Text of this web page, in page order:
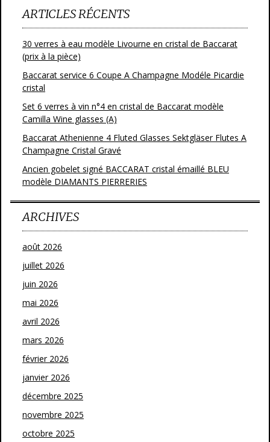
ARTICLES RÉCENTS
30 verres à eau modèle Livourne en cristal de Baccarat
(prix à la pièce)
Baccarat service 6 Coupe A Champagne Modéle Picardie
cristal
Set 6 verres à vin n°4 en cristal de Baccarat modèle
Camilla Wine glasses (A)
Baccarat Athenienne 4 Fluted Glasses Sektgläser Flutes A
Champagne Cristal Gravé
Ancien gobelet signé BACCARAT cristal émaillé BLEU
modèle DIAMANTS PIERRERIES
ARCHIVES
août 2026
juillet 2026
juin 2026
mai 2026
avril 2026
mars 2026
février 2026
janvier 2026
décembre 2025
novembre 2025
octobre 2025